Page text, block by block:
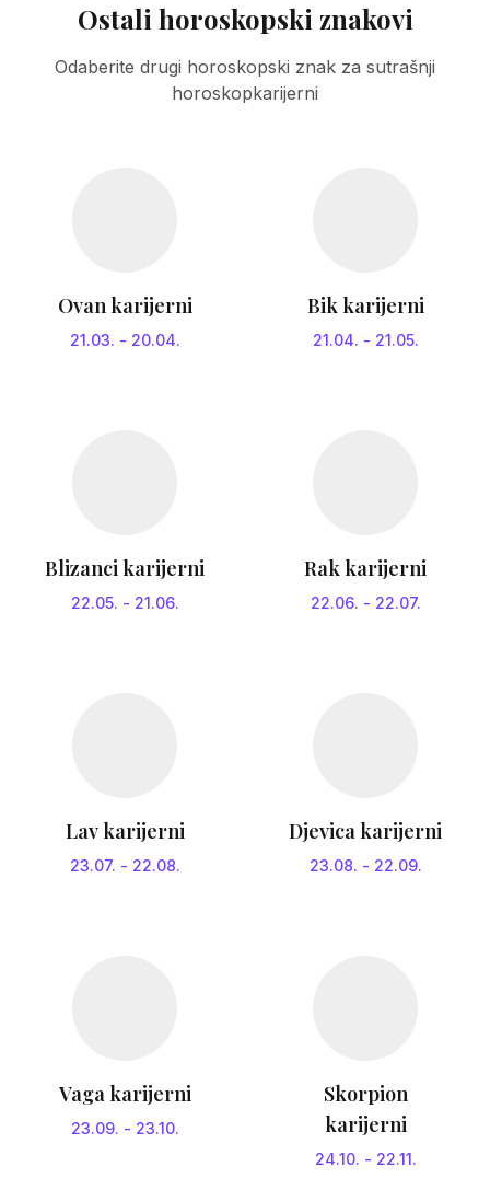
Ostali horoskopski znakovi
Odaberite drugi horoskopski znak za sutrašnji
horoskopkarijerni
Ovan karijerni
21.03. - 20.04.
Bik karijerni
21.04. - 21.05.
Blizanci karijerni
22.05. - 21.06.
Rak karijerni
22.06. - 22.07.
Lav karijerni
23.07. - 22.08.
Djevica karijerni
23.08. - 22.09.
Vaga karijerni
23.09. - 23.10.
Skorpion
karijerni
24.10. - 22.11.